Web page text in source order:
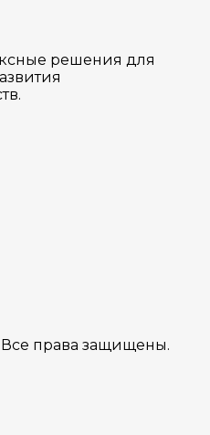
решения для
Все права защищены.